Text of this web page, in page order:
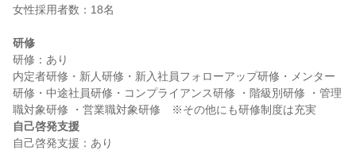
女性採用者数：18名
研修
研修：あり
内定者研修・新人研修・新入社員フォローアップ研修・メンター
研修・中途社員研修・コンプライアンス研修 ・階級別研修 ・管理
自己啓発支援
自己啓発支援：あり